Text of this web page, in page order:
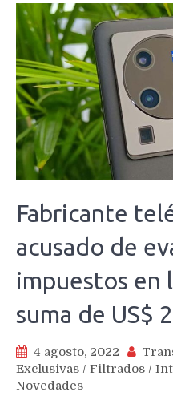
Fabricante
acusado de
impuestos en
suma de US$
4 agosto, 2022
Exclusivas / Filtrados /
Novedades